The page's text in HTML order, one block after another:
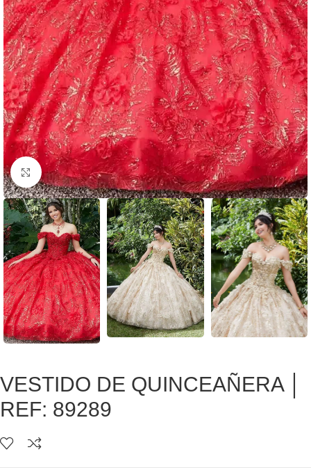
Clic para ampliar
VESTIDO DE QUINCEAÑERA │
REF: 89289